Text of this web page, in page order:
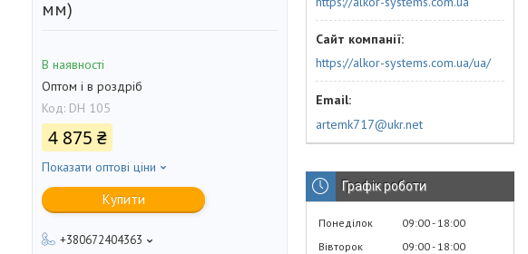
мм)
В наявності
Оптом і в роздріб
Код: DH 105
4 875 ₴
Показати оптові ціни
Купити
+380672404363
https://alkor-systems.com.ua/ua/
artemk717@ukr.net
Графік роботи
Понеділок 09:00 18:00
Вівторок
09:00 18:00